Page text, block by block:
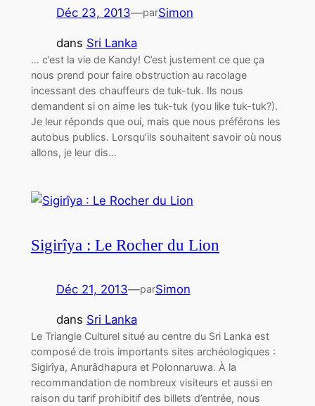
Déc 23, 2013—parSimon
dans Sri Lanka
… c’est la vie de Kandy! C’est justement ce que ça
nous prend pour faire obstruction au racolage
incessant des chauffeurs de tuk-tuk. Ils nous
demandent si on aime les tuk-tuk (you like tuk-tuk?).
Je leur réponds que oui, mais que nous préférons les
autobus publics. Lorsqu’ils souhaitent savoir où nous
allons, je leur dis…
Sigirîya : Le Rocher du Lion
Déc 21, 2013—parSimon
dans Sri Lanka
Le Triangle Culturel situé au centre du Sri Lanka est
composé de trois importants sites archéologiques :
Sigirîya, Anurâdhapura et Polonnaruwa. À la
recommandation de nombreux visiteurs et aussi en
raison du tarif prohibitif des billets d’entrée, nous